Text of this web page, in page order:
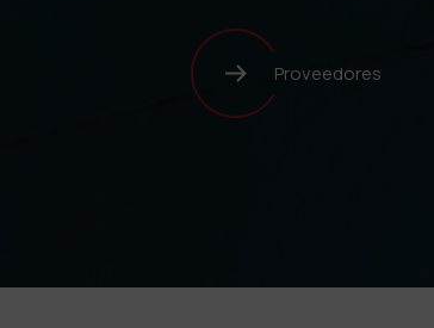
Proveedores